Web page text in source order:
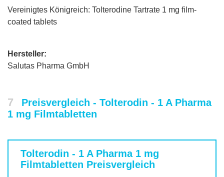
Vereinigtes Königreich: Tolterodine Tartrate 1 mg film-
coated tablets
Hersteller:
Salutas Pharma GmbH
7
Preisvergleich - Tolterodin - 1 A Pharma
1 mg Filmtabletten
Tolterodin - 1 A Pharma 1 mg
Filmtabletten Preisvergleich